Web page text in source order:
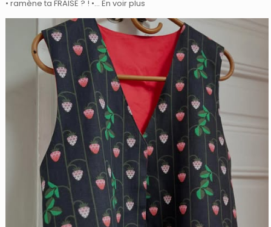
• ramène ta FRAISE ? ! •… En voir plus